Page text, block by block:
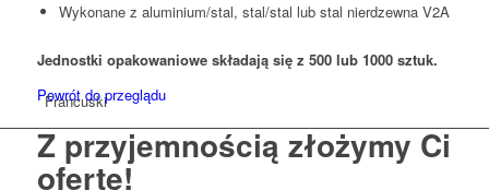
Francuski
Wykonane z aluminium/stal, stal/stal lub stal nierdzewna V2A
Jednostki opakowaniowe składają się z 500 lub 1000 sztuk.
Powrót do przeglądu
Z przyjemnością złożymy Ci
ofertę!